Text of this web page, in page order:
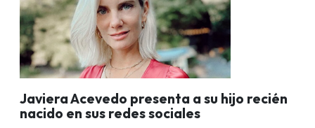
Javiera Acevedo presenta a su hijo recién
nacido en sus redes sociales